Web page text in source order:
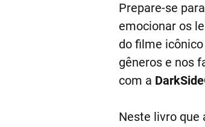
Prepare-se
emocionar os
do filme
gêneros e nos
com a
Neste livro que